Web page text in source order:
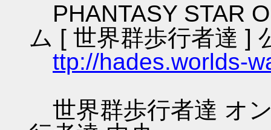
PHANTASY STAR
ム [ 世界群歩行者達 ]
ttp://hades.worlds-
世界群歩行者達 オ